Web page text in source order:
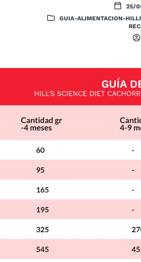
25/
GUIA-ALIMENTACION-